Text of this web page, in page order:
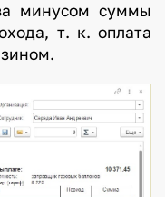
минусом суммы
т. к. оплата